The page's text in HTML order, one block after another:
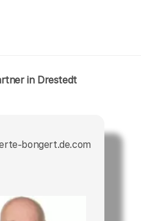
in Drestedt